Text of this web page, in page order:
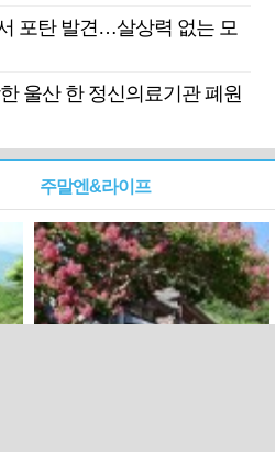
포탄 발견…살상력 없는 모
울산 한 정신의료기관 폐원
주말엔&라이프